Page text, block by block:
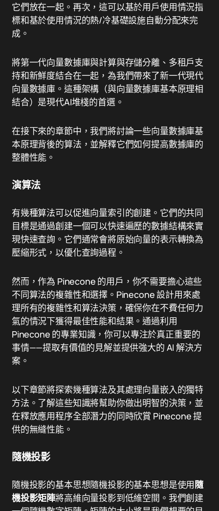
它們放在一起。再次，這可以基於用戶使用情況指
標和基於使用情況的熱/冷基礎設施自動分配來完
成。
將第一代向量數據庫與計算與存儲分離、多租戶支
持和新鮮度結合在一起，為我們帶來了新一代現代
向量數據庫。這種架構（與向量數據庫基本原理相
結合）是現代AI堆棧的首選。
在接下來的章節中，我們將討論一些向量數據庫基
本原理背後的算法，並解釋它們如何提高數據庫的
整體性能。
演算法
有幾種算法可以促進向量索引的創建。它們的共同
目標是通過創建一個可以快速遍歷的數據結構來實
現快速查詢。它們通常會將原始向量的表示轉換為
壓縮形式，以優化查詢過程。
然而，作為 Pinecone 的用戶，你不需要擔心這些
不同算法的複雜性和選擇。Pinecone 設計用來處
理所有的複雜性和算法決策，確保你在不費任何力
氣的情況下獲得最佳性能和結果。通過利用
Pinecone 的專業知識，你可以專注於真正重要的
事情——提取有價值的見解並提供強大的 AI 解決方
案。
以下章節將探索幾種算法及其處理向量嵌入的獨特
方法。了解這些知識將幫助你做出明智的決策，並
在釋放應用程序全部潛力的同時欣賞 Pinecone 提
供的無縫性能。
隨機投影
隨機投影的基本思想隨機投影的基本思想是使用隨
機投影矩陣將高維向量投影到低維空間。我們創建